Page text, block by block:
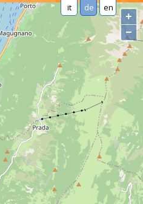
it de en
+
−